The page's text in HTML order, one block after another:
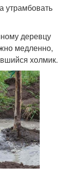
утрамбовать
деревцу
медленно,
холмик.